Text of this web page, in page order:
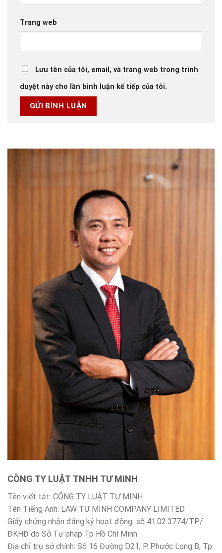
Trang web
Lưu tên của tôi, email, và trang web trong trình
duyệt này cho lần bình luận kế tiếp của tôi.
CÔNG TY LUẬT TNHH TƯ MINH
Tên viết tắt: CÔNG TY LUẬT TƯ MINH
Tên Tiếng Anh: LAW TƯ MINH COMPANY LIMITED
Giấy chứng nhận đăng ký hoạt động: số 41.02.3774/TP/
ĐKHĐ do Sở Tư pháp Tp Hồ Chí Minh.
Địa chỉ trụ sở chính: Số 16 Đường D21, P. Phước Long B, Tp